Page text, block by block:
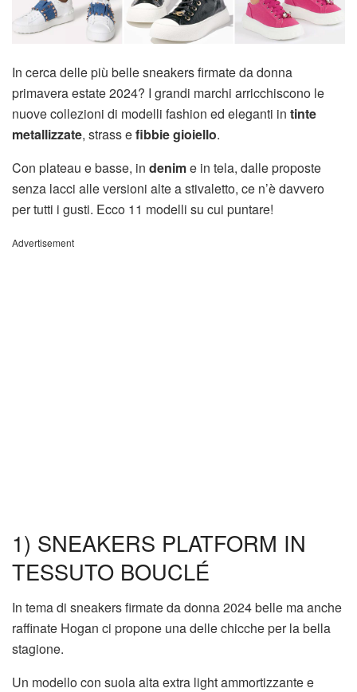
In cerca delle più belle sneakers firmate da donna
primavera estate 2024? I grandi marchi arricchiscono le
nuove collezioni di modelli fashion ed eleganti in tinte
metallizzate, strass efibbie gioiello.
Con plateau e basse, in denime in tela, dalle proposte
senza lacci alle versioni alte a stivaletto, ce n’è davvero
per tutti i gusti. Ecco 11 modelli su cui puntare!
Advertisement
1) SNEAKERS PLATFORM IN
TESSUTO BOUCLÉ
In tema di sneakers firmate da donna 2024 belle ma anche
raffinate Hogan ci propone una delle chicche per la bella
stagione.
Un modello con suola alta extra light ammortizzante e